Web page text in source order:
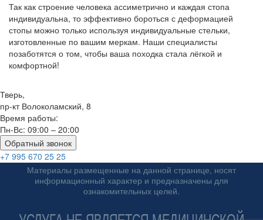
Так как строение человека ассиметрично и каждая стопа
индивидуальна, то эффективно бороться с деформацией
стопы можно только используя индивидуальные стельки,
изготовленные по вашим меркам. Наши специалисты
позаботятся о том, чтобы ваша походка стала лёгкой и
комфортной!
Тверь,
пр-кт Волоколамский, 8
Время работы:
Пн-Вс: 09:00 – 20:00
Обратный звонок
+7 995 670 25 25
Материалы размещенные на данной странице, носят
информационный характер и предназначены для
ознакомительных целей.